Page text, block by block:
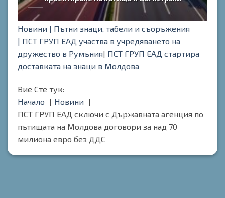
Новини | Пътни знаци, табели и съоръжения
| ПСТ ГРУП ЕАД участва в учредяването на
дружество в Румъния| ПСТ ГРУП ЕАД стартира
доставката на знаци в Молдова
Вие Сте тук:
Начало
Новини
ПСТ ГРУП ЕАД сключи с Държавната агенция по
пътищата на Молдова договори за над 70
милиона евро без ДДС